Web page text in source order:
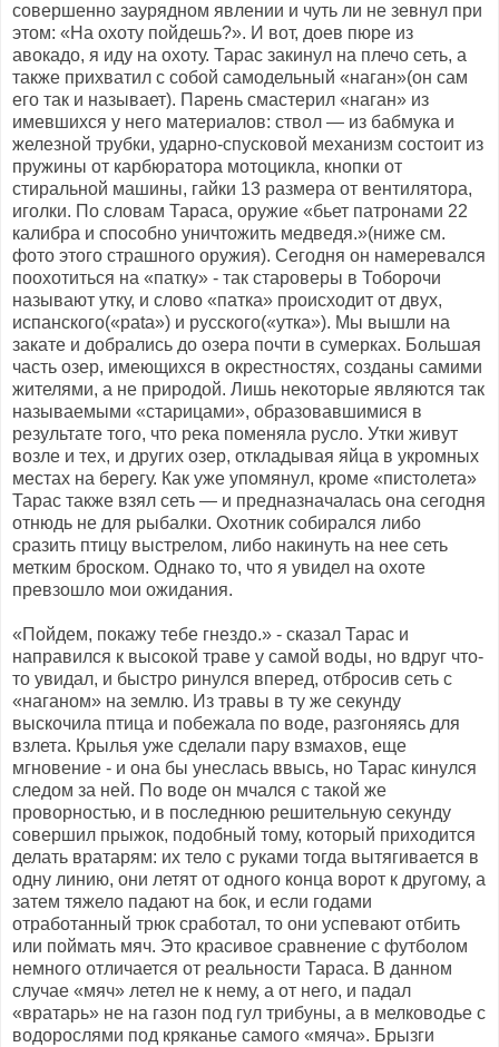
совершенно заурядном явлении и чуть ли не зевнул при
этом: «На охоту пойдешь?». И вот, доев пюре из
авокадо, я иду на охоту. Тарас закинул на плечо сеть, а
также прихватил с собой самодельный «наган»(он сам
его так и называет). Парень смастерил «наган» из
имевшихся у него материалов: ствол — из бабмука и
железной трубки, ударно-спусковой механизм состоит из
пружины от карбюратора мотоцикла, кнопки от
стиральной машины, гайки 13 размера от вентилятора,
иголки. По словам Тараса, оружие «бьет патронами 22
калибра и способно уничтожить медведя.»(ниже см.
фото этого страшного оружия). Сегодня он намеревался
поохотиться на «патку» - так староверы в Тоборочи
называют утку, и слово «патка» происходит от двух,
испанского(«pata») и русского(«утка»). Мы вышли на
закате и добрались до озера почти в сумерках. Большая
часть озер, имеющихся в окрестностях, созданы самими
жителями, а не природой. Лишь некоторые являются так
называемыми «старицами», образовавшимися в
результате того, что река поменяла русло. Утки живут
возле и тех, и других озер, откладывая яйца в укромных
местах на берегу. Как уже упомянул, кроме «пистолета»
Тарас также взял сеть — и предназначалась она сегодня
отнюдь не для рыбалки. Охотник собирался либо
сразить птицу выстрелом, либо накинуть на нее сеть
метким броском. Однако то, что я увидел на охоте
превзошло мои ожидания.
«Пойдем, покажу тебе гнездо.» - сказал Тарас и
направился к высокой траве у самой воды, но вдруг что-
то увидал, и быстро ринулся вперед, отбросив сеть с
«наганом» на землю. Из травы в ту же секунду
выскочила птица и побежала по воде, разгоняясь для
взлета. Крылья уже сделали пару взмахов, еще
мгновение - и она бы унеслась ввысь, но Тарас кинулся
следом за ней. По воде он мчался с такой же
проворностью, и в последнюю решительную секунду
совершил прыжок, подобный тому, который приходится
делать вратарям: их тело с руками тогда вытягивается в
одну линию, они летят от одного конца ворот к другому, а
затем тяжело падают на бок, и если годами
отработанный трюк сработал, то они успевают отбить
или поймать мяч. Это красивое сравнение с футболом
немного отличается от реальности Тараса. В данном
случае «мяч» летел не к нему, а от него, и падал
«вратарь» не на газон под гул трибуны, а в мелководье с
водорослями под кряканье самого «мяча». Брызги